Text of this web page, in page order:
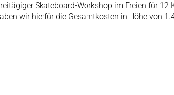
Skateboard-Workshop im Freien für 12
wir hierfür die Gesamtkosten in Höhe von